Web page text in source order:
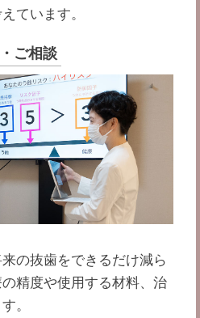
ています。
ご相談
の抜歯をできるだけ減ら
精度や使用する材料、治
。